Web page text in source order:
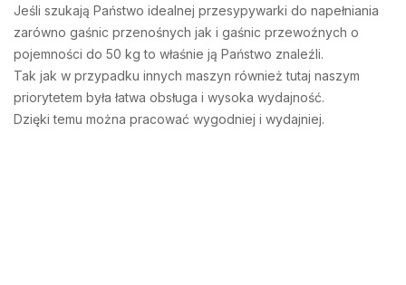
Jeśli szukają Państwo idealnej przesypywarki do napełniania
zarówno gaśnic przenośnych jak i gaśnic przewoźnych o
pojemności do 50 kg to właśnie ją Państwo znaleźli.
Tak jak w przypadku innych maszyn również tutaj naszym
priorytetem była łatwa obsługa i wysoka wydajność.
Dzięki temu można pracować wygodniej i wydajniej.